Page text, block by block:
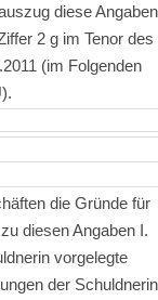
diese Angaben
2 g im Tenor des
(im Folgenden
die Gründe für
diesen Angaben I.
vorgelegte
der Schuldnerin